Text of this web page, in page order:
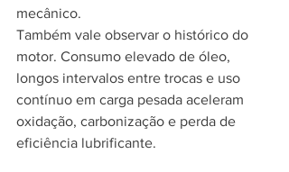
mecânico.
Também vale observar o histórico do
motor. Consumo elevado de óleo,
longos intervalos entre trocas e uso
contínuo em carga pesada aceleram
oxidação, carbonização e perda de
eficiência lubrificante.